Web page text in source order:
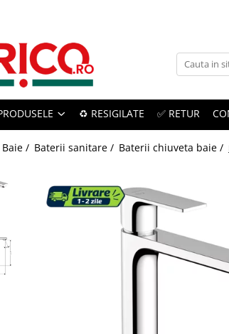
igienic
♻️ RESIGILATE ✅ RETUR
Baie / Baterii sanitare / Baterii chiuveta baie /